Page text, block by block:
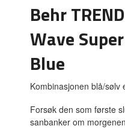
Behr
Wave
Blue
Kombinasjonen blå/sølv
Forsøk den som første
sanbanker om